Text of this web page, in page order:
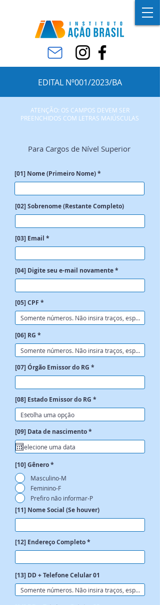
EDITAL Nº001/2023/BA
ATENÇÃO: OS CAMPOS DEVEM SER
PREENCHIDOS COM LETRAS MAIÚSCULAS
Para Cargos de Nível Superior
[01] Nome (Primeiro Nome)
[02] Sobrenome (Restante Completo)
[03] Email
[04] Digite seu e-mail novamente
[05] CPF
[06] RG
[07] Órgão Emissor do RG
[08] Estado Emissor do RG
[09] Data de nascimento*
q
i
[10] Gênero*
Masculino-M
Feminino-F
Prefiro não informar-P
[11] Nome Social (Se houver)
[12] Endereço Completo
[13] DD + Telefone Celular 01